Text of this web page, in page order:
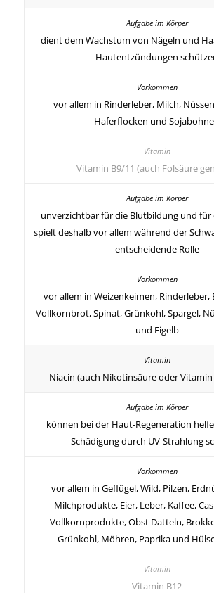
dient dem Wachstum von Nägeln und
Hautentzündungen
vor allem in Rinderleber, Milch,
Haferflocken und
Vitamin B9/11 (auch Folsäure
unverzichtbar für die Blutbildung und für
spielt deshalb vor allem während der
entscheidende Rolle
vor allem in Weizenkeimen, Rinderleber,
Vollkornbrot, Spinat, Grünkohl, Spargel,
und Eigelb
Niacin (auch Nikotinsäure oder
können bei der Haut-Regeneration
Schädigung durch UV-Strahlung
vor allem in Geflügel, Wild, Pilzen,
Milchprodukte, Eier, Leber, Kaffee,
Vollkornprodukte, Obst Datteln,
Grünkohl, Möhren, Paprika und
Vitamin B12